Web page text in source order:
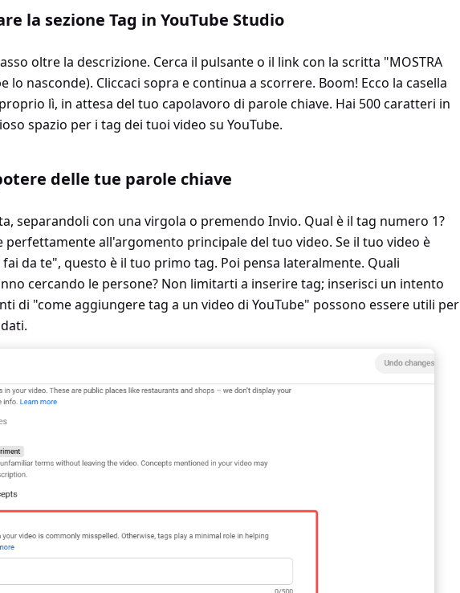
la sezione Tag in YouTube Studio
oltre la descrizione. Cerca il pulsante o il link con la scritta "MOSTRA
lo nasconde). Cliccaci sopra e continua a scorrere. Boom! Ecco la casella
lì, in attesa del tuo capolavoro di parole chiave. Hai 500 caratteri in
spazio per i tag dei tuoi video su YouTube.
delle tue parole chiave
separandoli con una virgola o premendo Invio. Qual è il tag numero 1?
perfettamente all'argomento principale del tuo video. Se il tuo video è
da te", questo è il tuo primo tag. Poi pensa lateralmente. Quali
cercando le persone? Non limitarti a inserire tag; inserisci un intento
di "come aggiungere tag a un video di YouTube" possono essere utili per